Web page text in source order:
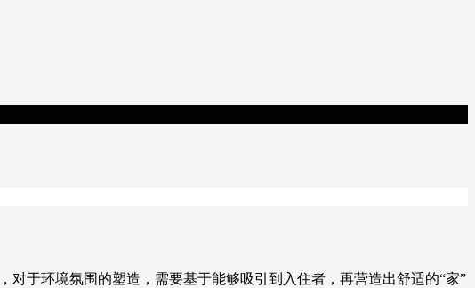
于环境氛围的塑造，需要基于能够吸引到入住者，再营造出舒适的“家”